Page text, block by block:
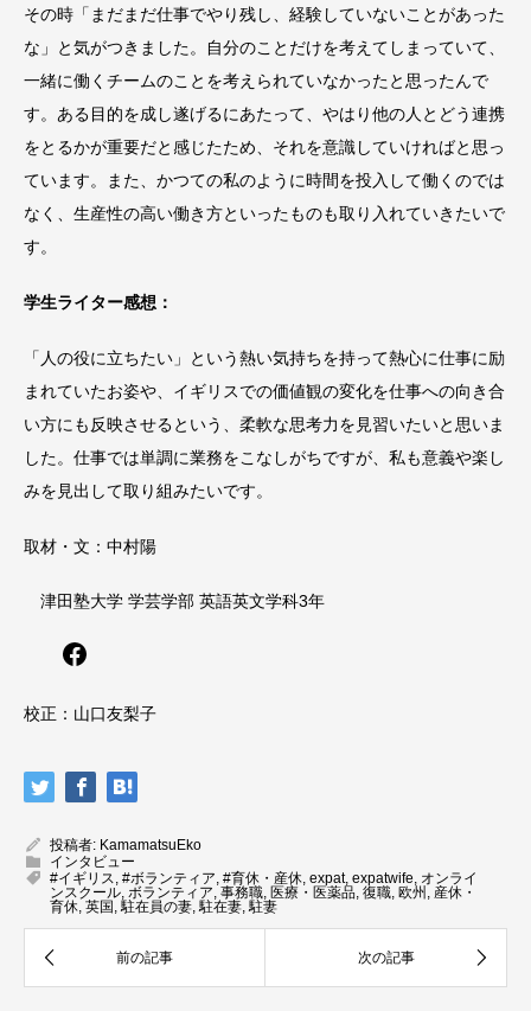
その時「まだまだ仕事でやり残し、経験していないことがあった
な」と気がつきました。自分のことだけを考えてしまっていて、
一緒に働くチームのことを考えられていなかったと思ったんで
す。ある目的を成し遂げるにあたって、やはり他の人とどう連携
をとるかが重要だと感じたため、それを意識していければと思っ
ています。また、かつての私のように時間を投入して働くのでは
なく、生産性の高い働き方といったものも取り入れていきたいで
す。
学生ライター感想：
「人の役に立ちたい」という熱い気持ちを持って熱心に仕事に励
まれていたお姿や、イギリスでの価値観の変化を仕事への向き合
い方にも反映させるという、柔軟な思考力を見習いたいと思いま
した。仕事では単調に業務をこなしがちですが、私も意義や楽し
みを見出して取り組みたいです。
取材・文：中村陽
津田塾大学 学芸学部 英語英文学科3年
Facebook
校正：山口友梨子
投稿者: KamamatsuEko
インタビュー
#イギリス, #ボランティア, #育休・産休, expat, expatwife, オンライ
ンスクール, ボランティア, 事務職, 医療・医薬品, 復職, 欧州 , 産休・
育休, 英国 ,駐在員の妻,駐在妻,駐妻